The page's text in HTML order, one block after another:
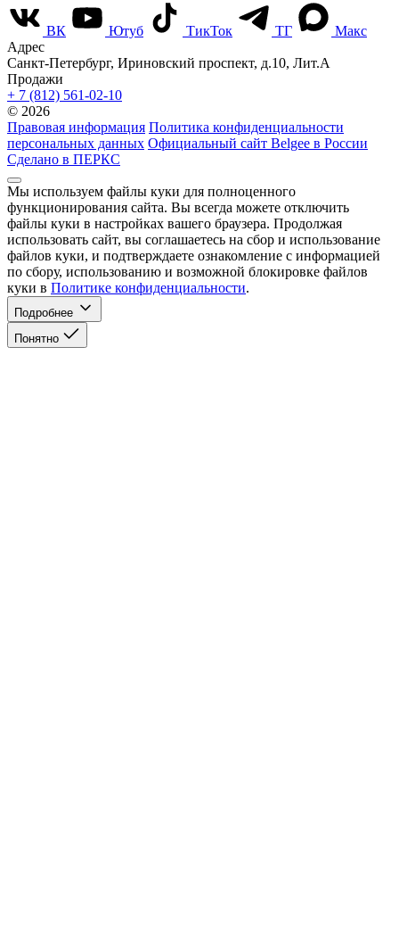
ВК Ютуб ТикТок ТГ
Макс
Адрес
Санкт-Петербург, Ириновский проспект, д.10, Лит.А
Продажи
+ 7 (812) 561-02-10
© 2026
Правовая информация Политика конфиденциальности
персональных данных Официальный сайт Belgee в России
Сделано в ПЕРКС
Мы используем файлы куки для полноценного
функционирования сайта. Вы всегда можете отключить
файлы куки в настройках вашего браузера. Продолжая
использовать сайт, вы соглашаетесь на сбор и использование
файлов куки, и подтверждаете ознакомление с информацией
по сбору, использованию и возможной блокировке файлов
куки в Политике конфиденциальности.
Подробнее
Понятно